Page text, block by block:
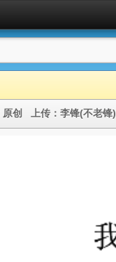
原创 上传： 李锋(不老锋)